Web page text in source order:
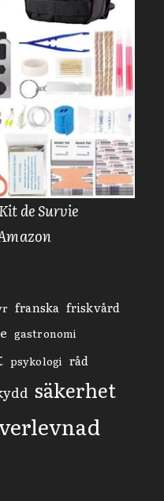
de Survie
franska friskvård
gastronomi
psykologi råd
säkerhet